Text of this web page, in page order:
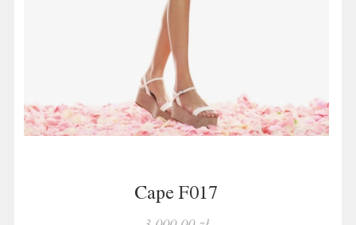
Cape F017